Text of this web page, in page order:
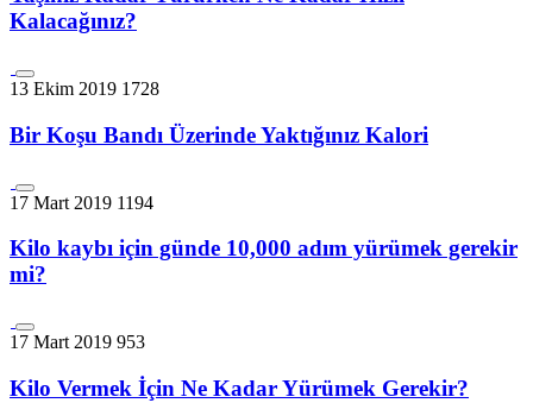
Kalacağınız?
13 Ekim 2019 1728
Bir Koşu Bandı Üzerinde Yaktığınız Kalori
17 Mart 2019 1194
Kilo kaybı için günde 10,000 adım yürümek gerekir
mi?
17 Mart 2019 953
Kilo Vermek İçin Ne Kadar Yürümek Gerekir?